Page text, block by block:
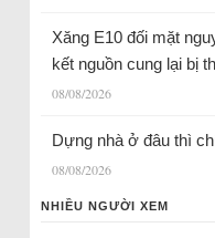
Xăng E10 đối mặt
kết nguồn cung lại bị
08/08/2026
Dựng nhà ở đâu thì
08/08/2026
NHIỀU NGƯỜI XEM